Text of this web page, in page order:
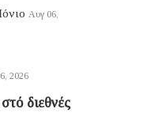
Αυγ 06,
2026
διεθνές